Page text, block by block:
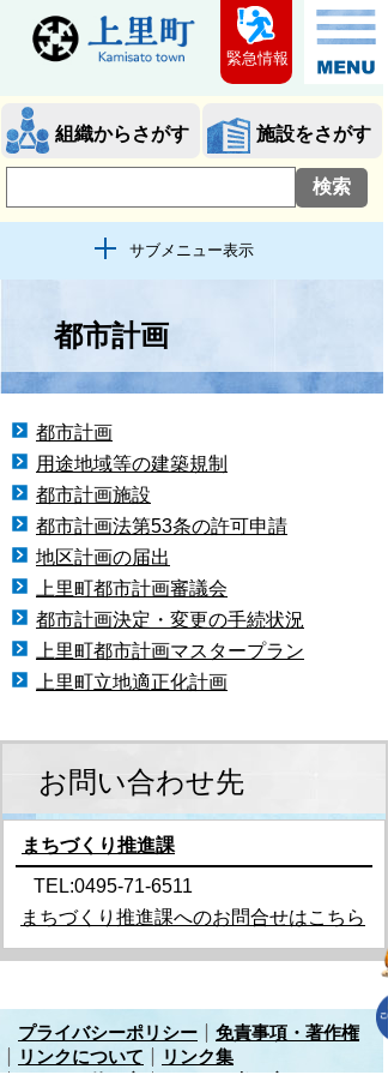
組織からさがす 施設をさがす
サブメニュー表示
緊急情報
都市計画
都市計画
用途地域等の建築規制
都市計画施設
都市計画法第53条の許可申請
地区計画の届出
上里町都市計画審議会
都市計画決定・変更の手続状況
上里町都市計画マスタープラン
上里町立地適正化計画
お問い合わせ先
まちづくり推進課
TEL:0495-71-6511
まちづくり推進課へのお問合せはこちら
プライバシーポリシー
免責事項・著作権
リンクについて
リンク集